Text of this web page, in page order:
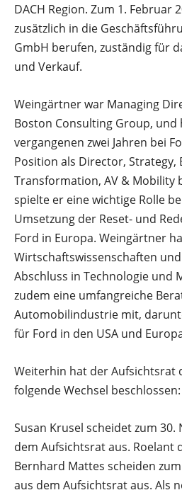
DACH Region. Zum 1. Februar
zusätzlich in die
GmbH berufen, zuständig für
und Verkauf.
Weingärtner war Managing
Boston Consulting Group, und
vergangenen zwei Jahren bei
Position als Director, Strategy,
Transformation, AV & Mobility
spielte er eine wichtige Rolle
Umsetzung der Reset- und
Ford in Europa. Weingärtner
Wirtschaftswissenschaften
Abschluss in Technologie und
zudem eine umfangreiche
Automobilindustrie mit,
für Ford in den USA und
Weiterhin hat der Aufsichtsrat
folgende Wechsel beschlossen:
Susan Krusel scheidet zum 30.
dem Aufsichtsrat aus. Roelant
Bernhard Mattes scheiden
aus dem Aufsichtsrat aus. Als